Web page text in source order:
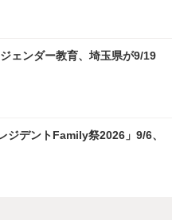
ェンダー教育、埼玉県が9/19
ジデントFamily祭2026」9/6、